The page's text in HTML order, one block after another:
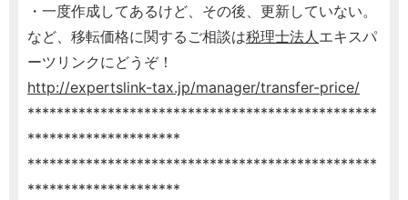
・一度作成してあるけど、その後、更新していない。
など、移転価格に関するご相談は税理士法人エキスパ
ーツリンクにどうぞ！
http://expertslink-tax.jp/manager/transfer-price/
************************************************
*********************
************************************************
*********************